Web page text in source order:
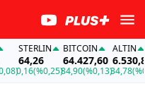
(%0,25)
BITCOIN
64.427,60
84,90(%0,13)
ALTIN
6.530,86
34,78(%0,54)